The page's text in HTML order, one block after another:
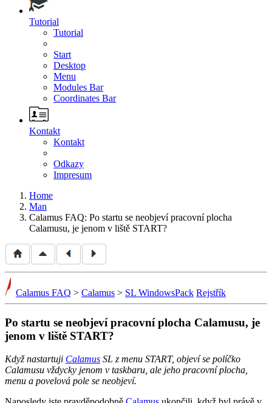
Tutorial
Tutorial
Start
Desktop
Menu
Modules Bar
Coordinates Bar
Kontakt
Kontakt
Odkazy
Impresum
Home
Man
Calamus FAQ: Po startu se neobjeví pracovní plocha
Calamusu, je jenom v liště START?
Calamus FAQ > Calamus > SL WindowsPack Rejstřík
Po startu se neobjeví pracovní plocha Calamusu, je
jenom v liště START?
Když nastartuji Calamus SL z menu START, objeví se políčko
Calamusu vždycky jenom v taskbaru, ale jeho pracovní plocha,
menu a povelová pole se neobjeví.